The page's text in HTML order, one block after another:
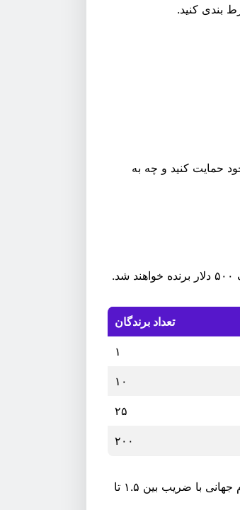
بندی کنید.
حمایت کنید و چه به
تعداد برندگان
۱
۱۰
۲۵
۲۰۰
این شرط‌های رایگان با شرط ۱x ارائه می‌شوند و می‌توانند در هر مارکت جام جهانی با ضریب بین ۱.۵ تا